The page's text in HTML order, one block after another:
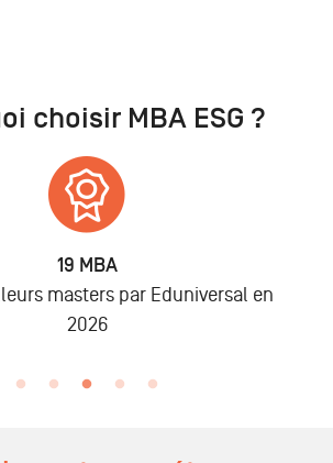
choisir MBA ESG ?
6 875
lors des promo 2019 à 2025